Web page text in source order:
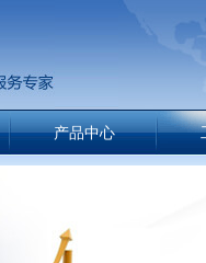
产品中心